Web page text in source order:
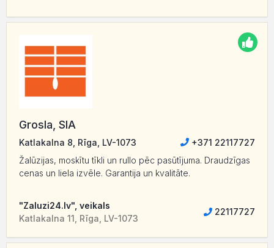
Grosla, SIA
Katlakalna 8, Rīga, LV-1073
+371 22117727
Žalūzijas, moskītu tīkli un rullo pēc pasūtījuma. Draudzīgas
cenas un liela izvēle. Garantija un kvalitāte.
"Zaluzi24.lv", veikals
Katlakalna 11, Rīga, LV-1073
22117727